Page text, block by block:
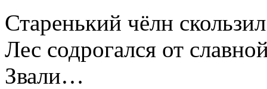
Старенький чёлн
Лес содрогался от
Звали…